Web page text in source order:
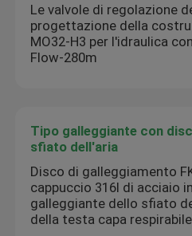
Le valvole di regolazione
progettazione della
MO32-H3 per l'idraulica
Flow-280m
Tipo galleggiante con
sfiato dell'aria
Disco di galleggiamento
cappuccio 316l di acciaio
galleggiante dello sfiato
della testa capa